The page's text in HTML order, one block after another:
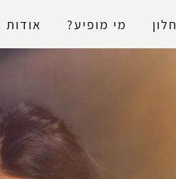
חלון מי מופיע? אודות